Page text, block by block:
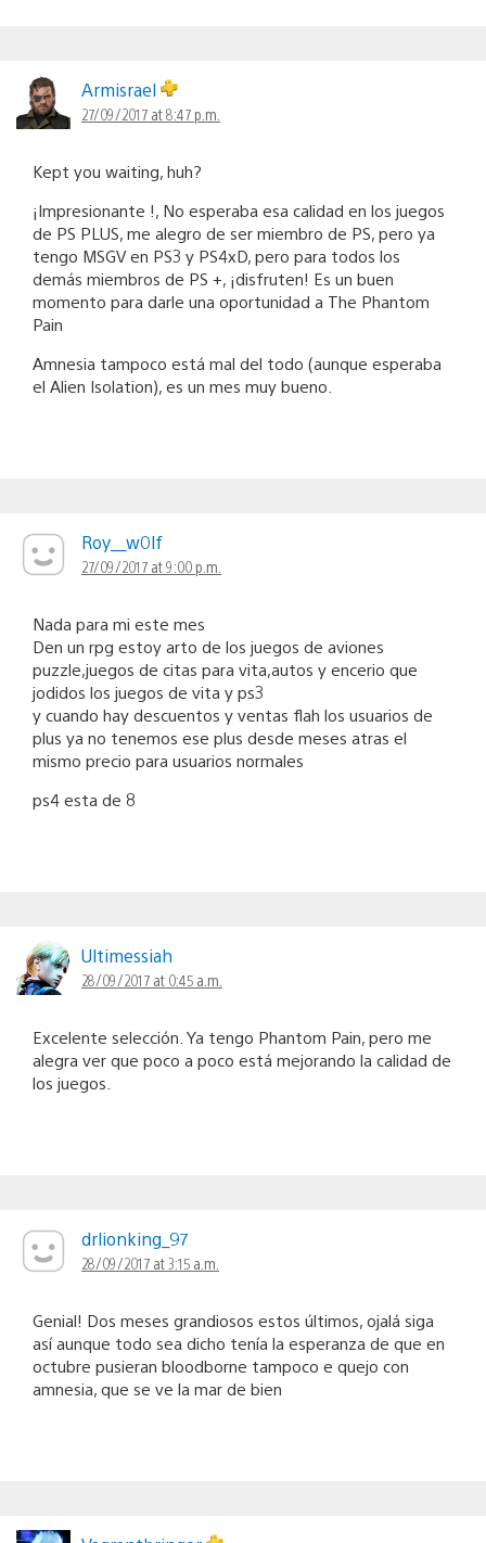
Armisrael
27/09/2017 at 8:47 p.m.
Kept you waiting, huh?
¡Impresionante !, No esperaba esa calidad en los juegos
de PS PLUS, me alegro de ser miembro de PS, pero ya
tengo MSGV en PS3 y PS4xD, pero para todos los
demás miembros de PS +, ¡disfruten! Es un buen
momento para darle una oportunidad a The Phantom
Pain
Amnesia tampoco está mal del todo (aunque esperaba
el Alien Isolation), es un mes muy bueno.
Roy__w0lf
27/09/2017 at 9:00 p.m.
Nada para mi este mes
Den un rpg estoy arto de los juegos de aviones
puzzle,juegos de citas para vita,autos y encerio que
jodidos los juegos de vita y ps3
y cuando hay descuentos y ventas flah los usuarios de
plus ya no tenemos ese plus desde meses atras el
mismo precio para usuarios normales
ps4 esta de 8
Ultimessiah
28/09/2017 at 0:45 a.m.
Excelente selección. Ya tengo Phantom Pain, pero me
alegra ver que poco a poco está mejorando la calidad de
los juegos.
drlionking_97
28/09/2017 at 3:15 a.m.
Genial! Dos meses grandiosos estos últimos, ojalá siga
así aunque todo sea dicho tenía la esperanza de que en
octubre pusieran bloodborne tampoco e quejo con
amnesia, que se ve la mar de bien